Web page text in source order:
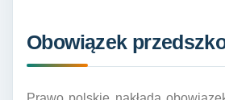
Obowiązek